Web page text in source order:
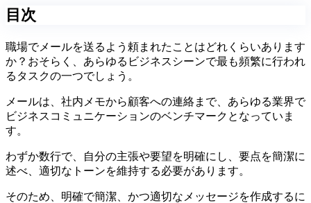
目次
職場でメールを送るよう頼まれたことはどれくらいあります
か？おそらく、あらゆるビジネスシーンで最も頻繁に行われ
るタスクの一つでしょう。
メールは、社内メモから顧客への連絡まで、あらゆる業界で
ビジネスコミュニケーションのベンチマークとなっていま
す。
わずか数行で、自分の主張や要望を明確にし、要点を簡潔に
述べ、適切なトーンを維持する必要があります。
そのため、明確で簡潔、かつ適切なメッセージを作成するに